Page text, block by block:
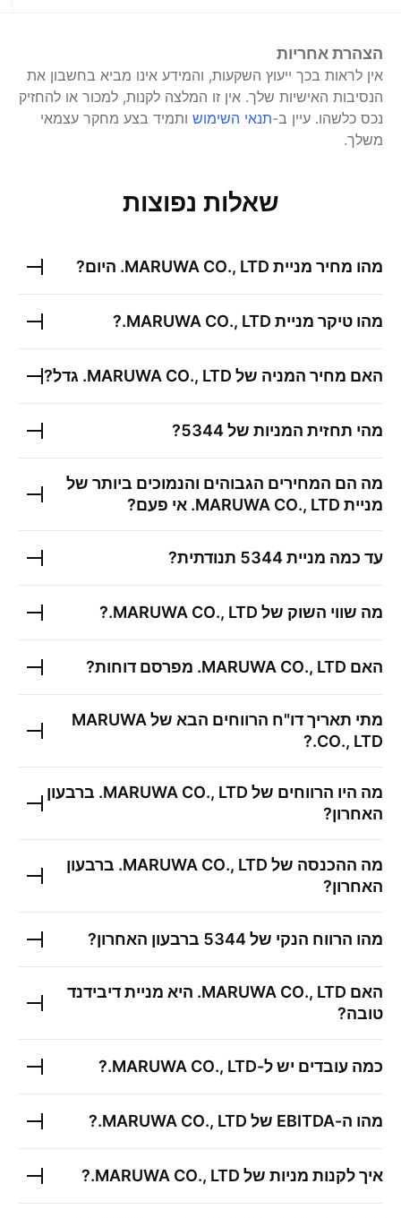
הצהרת אחריות
אין לראות בכך ייעוץ השקעות, והמידע אינו מביא בחשבון את
הנסיבות האישיות שלך. אין זו המלצה לקנות, למכור או להחזיק
נכס כלשהו. עיין ב-תנאי השימוש ותמיד בצע מחקר עצמאי
משלך.
שאלות נפוצות
מהו מחיר מניית MARUWA CO., LTD. היום?
מהו טיקר מניית MARUWA CO., LTD.
?
האם מחיר המניה של MARUWA CO., LTD. גדל?
מהי תחזית המניות של5344
?
מה הם המחירים הגבוהים והנמוכים ביותר של
מניית MARUWA CO., LTD. אי פעם?
עד כמה מניית5344 תנודתית?
מה שווי השוק של MARUWA CO., LTD.
?
האם MARUWA CO., LTD. מפרסם דוחות?
מתי תאריך דו"ח הרווחים הבא של MARUWA
CO., LTD.
?
מה היו הרווחים של MARUWA CO., LTD. ברבעון
האחרון?
מה ההכנסה של MARUWA CO., LTD. ברבעון
האחרון?
מהו הרווח הנקי של5344 ברבעון האחרון?
האם MARUWA CO., LTD. היא מניית דיבידנד
טובה?
כמה עובדים יש ל-MARUWA CO., LTD.
?
מהו ה-EBITDA של MARUWA CO., LTD.
?
איך לקנות מניות של MARUWA CO., LTD.
?